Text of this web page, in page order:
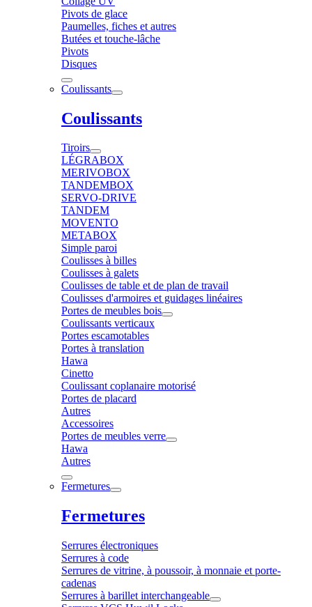
Pivots de glace
Paumelles, fiches et autres
Butées et touche-lâche
Pivots
Disques
Coulissants
Coulissants
Tiroirs
LÉGRABOX
MERIVOBOX
TANDEMBOX
SERVO-DRIVE
TANDEM
MOVENTO
METABOX
Simple paroi
Coulisses à billes
Coulisses à galets
Coulisses de table et de plan de travail
Coulisses d'armoires et guidages linéaires
Portes de meubles bois
Coulissants verticaux
Portes escamotables
Portes à translation
Hawa
Cinetto
Coulissant coplanaire motorisé
Portes de placard
Autres
Accessoires
Portes de meubles verre
Hawa
Autres
Fermetures
Fermetures
Serrures électroniques
Serrures à code
Serrures de vitrine, à poussoir, à monnaie et porte-
cadenas
Serrures à barillet interchangeable